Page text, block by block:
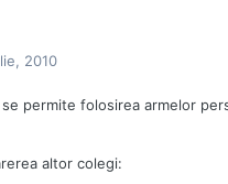
2010
permite folosirea armelor
altor colegi: